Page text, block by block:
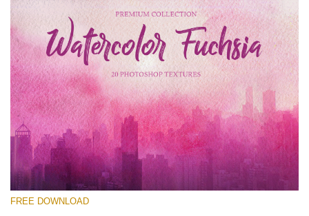
Xin hãy lựa chọn
FREE DOWNLOAD